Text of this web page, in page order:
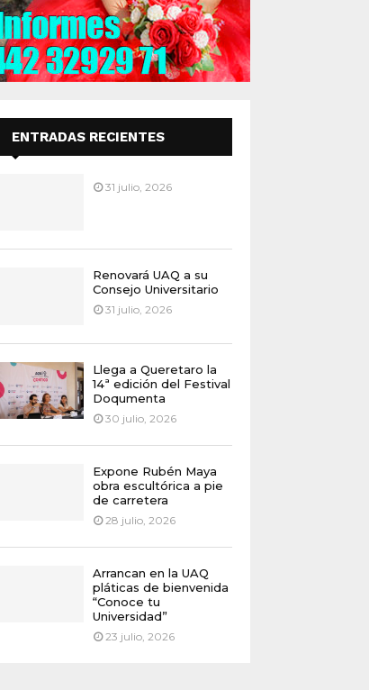
ENTRADAS RECIENTES
31 julio, 2026
Renovará UAQ a su
Consejo Universitario
31 julio, 2026
Llega a Queretaro la
14ª edición del Festival
Doqumenta
30 julio, 2026
Expone Rubén Maya
obra escultórica a pie
de carretera
28 julio, 2026
Arrancan en la UAQ
pláticas de bienvenida
“Conoce tu
Universidad”
23 julio, 2026